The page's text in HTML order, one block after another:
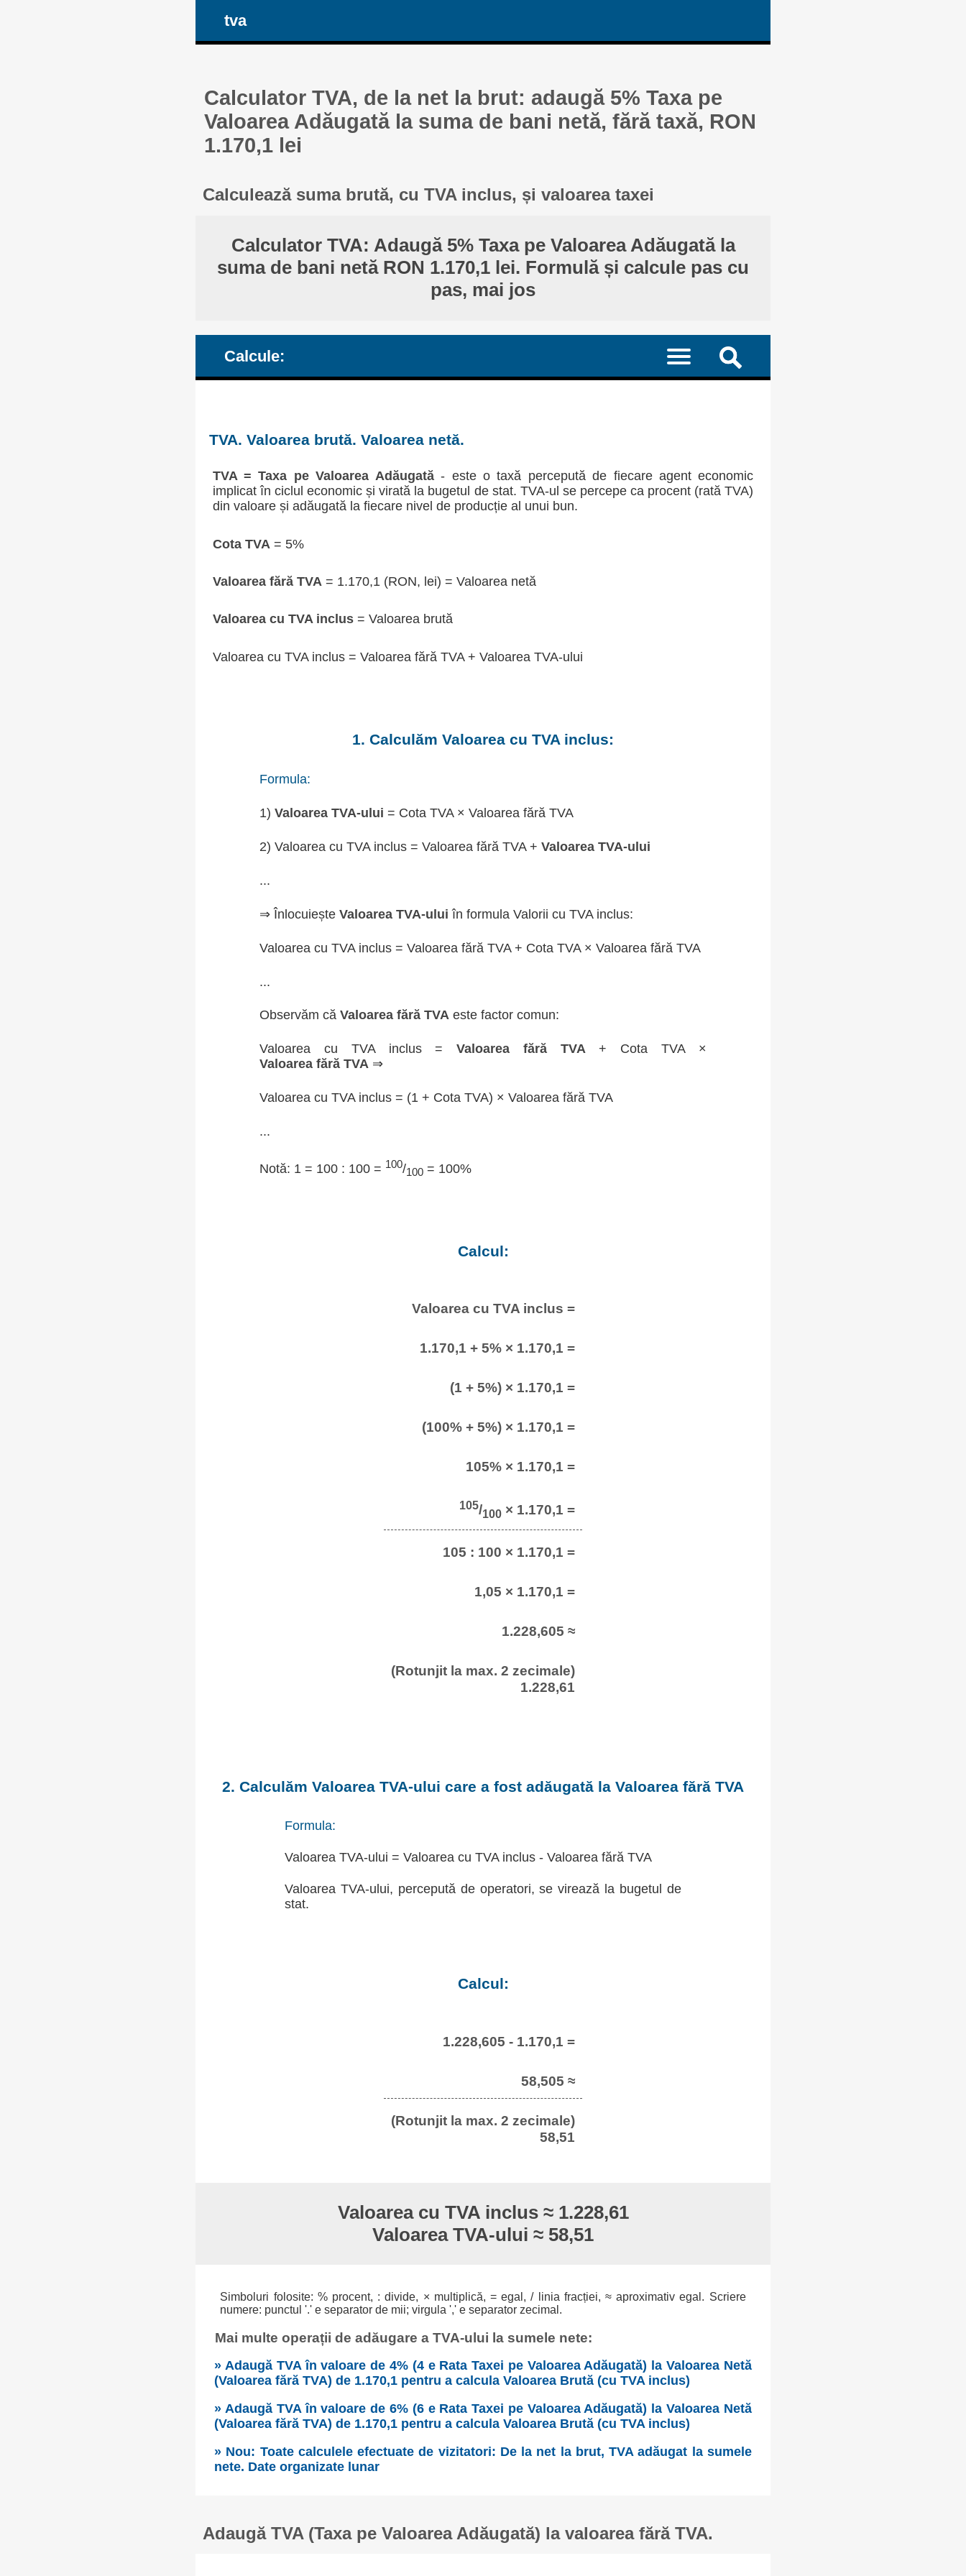
tva
Calculator TVA, de la net la brut: adaugă 5% Taxa pe
Valoarea Adăugată la suma de bani netă, fără taxă, RON
1.170,1 lei
Calculează suma brută, cu TVA inclus, și valoarea taxei
Calculator TVA: Adaugă 5% Taxa pe Valoarea Adăugată la
suma de bani netă RON 1.170,1 lei. Formulă și calcule pas cu
pas, mai jos
Calcule:
TVA. Valoarea brută. Valoarea netă.
TVA = Taxa pe Valoarea Adăugată- este o taxă percepută de fiecare agent economic
implicat în ciclul economic și virată la bugetul de stat. TVA-ul se percepe ca procent (rată TVA)
din valoare și adăugată la fiecare nivel de producție al unui bun.
Cota TVA = 5%
Valoarea fără TVA= 1.170,1 (RON, lei) = Valoarea netă
Valoarea cu TVA inclus= Valoarea brută
Valoarea cu TVA inclus = Valoarea fără TVA + Valoarea TVA-ului
1. Calculăm Valoarea cu TVA inclus:
Formula:
1)Valoarea TVA-ului = Cota TVA × Valoarea fără TVA
2) Valoarea cu TVA inclus = Valoarea fără TVA +Valoarea TVA-ului
...
⇒ ÎnlocuieșteValoarea TVA-ului în formula Valorii cu TVA inclus:
Valoarea cu TVA inclus = Valoarea fără TVA + Cota TVA × Valoarea fără TVA
...
Observăm căValoarea fără TVA este factor comun:
Valoarea cu TVA inclus =Valoarea fără TVA+ Cota TVA ×
Valoarea fără TVA ⇒
Valoarea cu TVA inclus = (1 + Cota TVA) × Valoarea fără TVA
...
Notă: 1 = 100 : 100 = 100/100 = 100%
Calcul:
Valoarea cu TVA inclus =
1.170,1 + 5% × 1.170,1 =
(1 + 5%) × 1.170,1 =
(100% + 5%) × 1.170,1 =
105% × 1.170,1 =
105/100 × 1.170,1 =
105 : 100 × 1.170,1 =
1,05 × 1.170,1 =
1.228,605 ≈
(Rotunjit la max. 2 zecimale)
1.228,61
2. Calculăm Valoarea TVA-ului care a fost adăugată la Valoarea fără TVA
Formula:
Valoarea TVA-ului = Valoarea cu TVA inclus - Valoarea fără TVA
Valoarea TVA-ului, percepută de operatori, se virează la bugetul de
stat.
Calcul:
1.228,605 - 1.170,1 =
58,505 ≈
(Rotunjit la max. 2 zecimale)
58,51
Valoarea cu TVA inclus ≈ 1.228,61
Valoarea TVA-ului ≈ 58,51
Simboluri folosite: % procent, : divide, × multiplică, = egal, / linia fracției, ≈ aproximativ egal. Scriere
numere: punctul '.' e separator de mii; virgula ',' e separator zecimal.
Mai multe operații de adăugare a TVA-ului la sumele nete:
» Adaugă TVA în valoare de 4% (4 e Rata Taxei pe Valoarea Adăugată) la Valoarea Netă
(Valoarea fără TVA) de 1.170,1 pentru a calcula Valoarea Brută (cu TVA inclus)
» Adaugă TVA în valoare de 6% (6 e Rata Taxei pe Valoarea Adăugată) la Valoarea Netă
(Valoarea fără TVA) de 1.170,1 pentru a calcula Valoarea Brută (cu TVA inclus)
» Nou: Toate calculele efectuate de vizitatori: De la net la brut, TVA adăugat la sumele
nete. Date organizate lunar
Adaugă TVA (Taxa pe Valoarea Adăugată) la valoarea fără TVA.